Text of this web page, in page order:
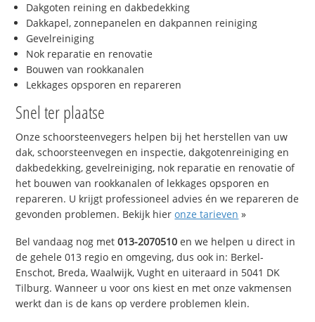
Dakgoten reining en dakbedekking
Dakkapel, zonnepanelen en dakpannen reiniging
Gevelreiniging
Nok reparatie en renovatie
Bouwen van rookkanalen
Lekkages opsporen en repareren
Snel ter plaatse
Onze schoorsteenvegers helpen bij het herstellen van uw
dak, schoorsteenvegen en inspectie, dakgotenreiniging en
dakbedekking, gevelreiniging, nok reparatie en renovatie of
het bouwen van rookkanalen of lekkages opsporen en
repareren. U krijgt professioneel advies én we repareren de
gevonden problemen. Bekijk hieronze tarieven »
Bel vandaag nog met013-2070510 en we helpen u direct in
de gehele 013 regio en omgeving, dus ook in: Berkel-
Enschot, Breda, Waalwijk, Vught en uiteraard in 5041 DK
Tilburg. Wanneer u voor ons kiest en met onze vakmensen
werkt dan is de kans op verdere problemen klein.